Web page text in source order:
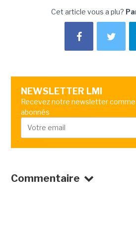
Cet article vous a plu?
NEWSLETTER LMI
Recevez notre newsletter
abonnés
Commentaire